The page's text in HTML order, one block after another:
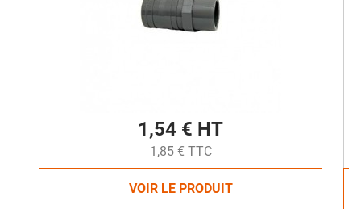
1,54 € HT
1,85 € TTC
VOIR LE PRODUIT